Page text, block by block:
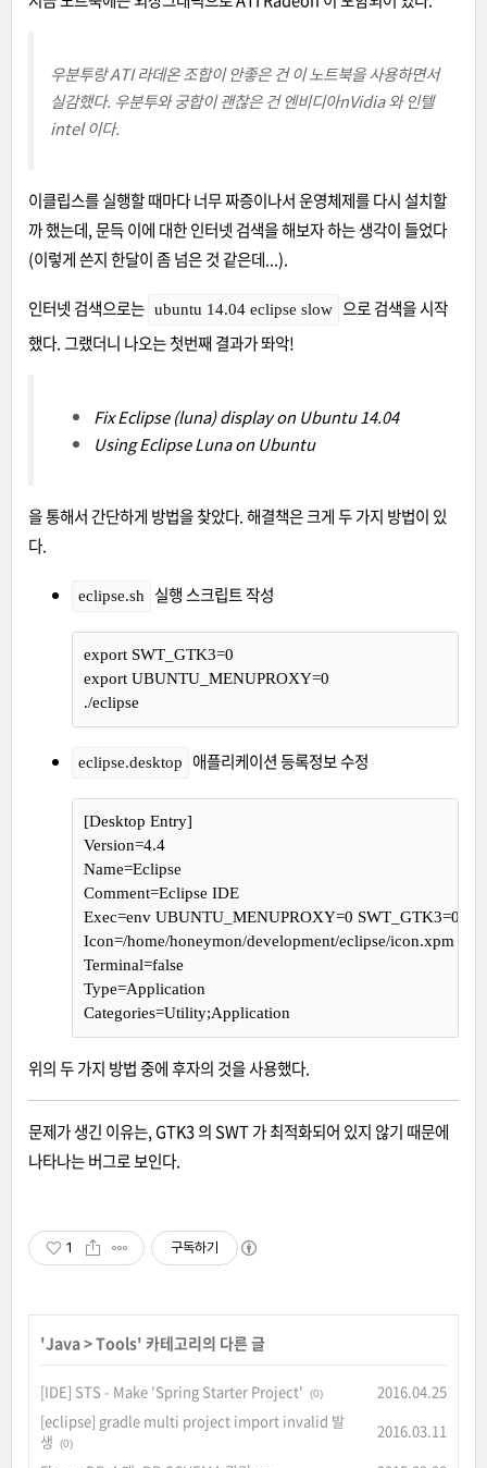
우분투랑 ATI 라데온 조합이 안좋은 건 이 노트북을 사용하면서
실감했다. 우분투와 궁합이 괜찮은 건 엔비디아nVidia 와 인텔
intel 이다.
이클립스를 실행할 때마다 너무 짜증이나서 운영체제를 다시 설치할
까 했는데, 문득 이에 대한 인터넷 검색을 해보자 하는 생각이 들었다
(이렇게 쓴지 한달이 좀 넘은 것 같은데...).
인터넷 검색으로는 ubuntu 14.04 eclipse slow 으로 검색을 시작
했다. 그랬더니 나오는 첫번째 결과가 똬악!
Fix Eclipse (luna) display on Ubuntu 14.04
Using Eclipse Luna on Ubuntu
을 통해서 간단하게 방법을 찾았다. 해결책은 크게 두 가지 방법이 있
다.
eclipse.sh 실행 스크립트 작성
export SWT_GTK3=0
export UBUNTU_MENUPROXY=0
./eclipse
eclipse.desktop 애플리케이션 등록정보 수정
[Desktop Entry]
Version=4.4
Name=Eclipse
Comment=Eclipse IDE
Exec=env UBUNTU_MENUPROXY=0 SWT_GTK3=0
Icon=/home/honeymon/development/eclipse/icon.xpm
Terminal=false
Type=Application
Categories=Utility;Application
위의 두 가지 방법 중에 후자의 것을 사용했다.
문제가 생긴 이유는, GTK3 의 SWT 가 최적화되어 있지 않기 때문에
나타나는 버그로 보인다.
1 구독하기
'Java>Tools' 카테고리의 다른 글
[IDE] STS - Make 'Spring Starter Project' (0)
2016.04.25
[eclipse] gradle multi project import invalid 발
생
(0)
2016.03.11